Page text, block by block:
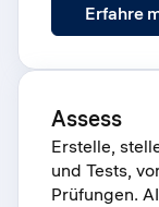
Erfahre
Assess
Erstelle,
und Tests,
Prüfungen.